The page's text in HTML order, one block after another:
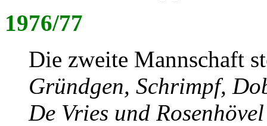
1976/77
Die zweite Mannschaft
Gründgen, Schrimpf,
De Vries und Rosenhövel